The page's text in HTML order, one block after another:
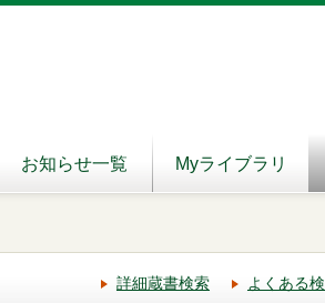
お知らせ一覧 Myライブラリ
詳細蔵書検索 よくある